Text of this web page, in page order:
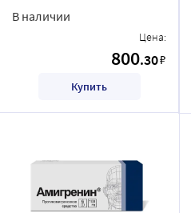
В наличии
Цена:
800.30₽
Купить